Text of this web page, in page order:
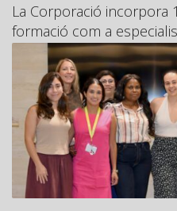
La Corporació incorpora
formació com a